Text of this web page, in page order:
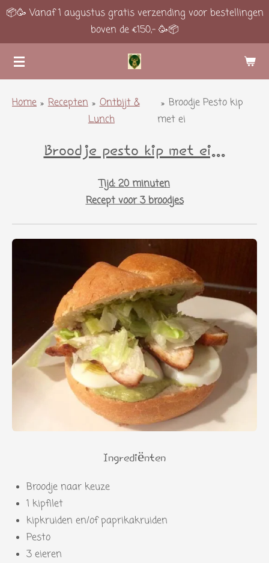
Ga
de
hoofdinhoud
📦🥳 Vanaf 1 augustus gratis verzending voor bestellingen
boven de €150,- 🥳📦
Home » Recepten » Ontbijt &
Lunch
» Broodje Pesto kip
met ei
Broodje pesto kip met ei...
Tijd: 20 minuten
Recept voor 3 broodjes
Ingrediënten
Broodje naar keuze
1 kipfilet
kipkruiden en/of paprikakruiden
Pesto
3 eieren